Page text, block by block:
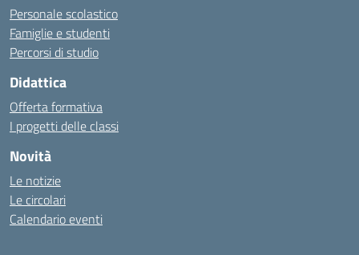
Personale scolastico
Famiglie e studenti
Percorsi di studio
Didattica
Offerta formativa
I progetti delle classi
Novità
Le notizie
Le circolari
Calendario eventi